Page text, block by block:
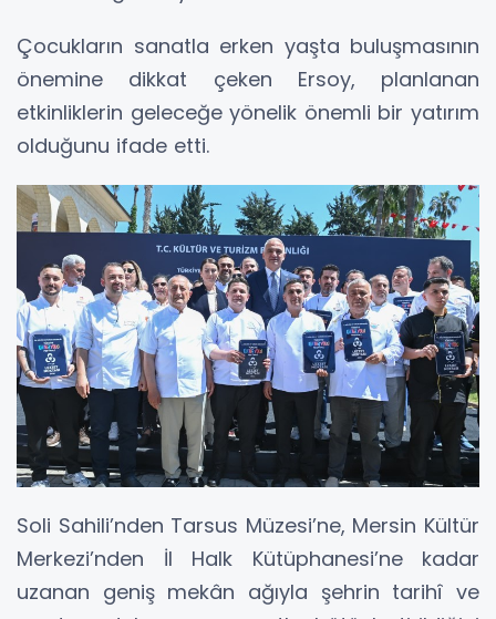
Çocukların sanatla erken yaşta buluşmasının
önemine dikkat çeken Ersoy, planlanan
etkinliklerin geleceğe yönelik önemli bir yatırım
olduğunu ifade etti.
Soli Sahili’nden Tarsus Müzesi’ne, Mersin Kültür
Merkezi’nden İl Halk Kütüphanesi’ne kadar
uzanan geniş mekân ağıyla şehrin tarihî ve